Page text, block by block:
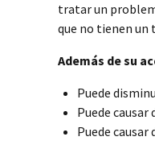
tratar un
que no tienen un
Además de su
Puede
Puede
Puede causar